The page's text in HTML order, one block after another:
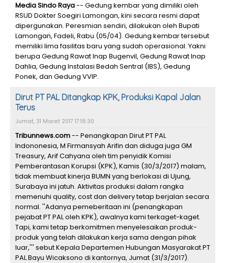
Media Sindo Raya-- Gedung kembar yang dimiliki oleh
RSUD Dokter Soegiri Lamongan, kini secara resmi dapat
dipergunakan. Peresmian sendiri, dilakukan oleh Bupati
Lamongan, Fadeli, Rabu (05/04). Gedung kembar tersebut
memiliki lima fasilitas baru yang sudah operasional. Yakni
berupa Gedung Rawat Inap Bugenvil, Gedung Rawat Inap
Dahlia, Gedung Instalasi Bedah Sentral (IBS), Gedung
Ponek, dan Gedung VVIP.
Dirut PT PAL Ditangkap KPK, Produksi Kapal Jalan
Terus
Jumat, 31 Maret 2017 17:18:30
Tribunnews.com-- Penangkapan Dirut PT PAL
Indononesia, M Firmansyah Arifin dan diduga juga GM
Treasury, Arif Cahyana oleh tim penyidik Komisi
Pemberantasan Korupsi (KPK), Kamis (30/3/2017) malam,
tidak membuat kinerja BUMN yang berlokasi di Ujung,
Surabaya ini jatuh. Aktivitas produksi dalam rangka
memenuhi quality, cost dan delivery tetap berjalan secara
normal. ''Adanya pemeberitaan ini (penangkapan
pejabat PT PAL oleh KPK), awalnya kami terkaget-kaget.
Tapi, kami tetap berkomitmen menyelesaikan produk-
produk yang telah dilakukan kerja sama dengan pihak
luar,''' sebut Kepala Departemen Hubungan Masyarakat PT
PAL Bayu Wicaksono di kantornya, Jumat (31/3/2017).